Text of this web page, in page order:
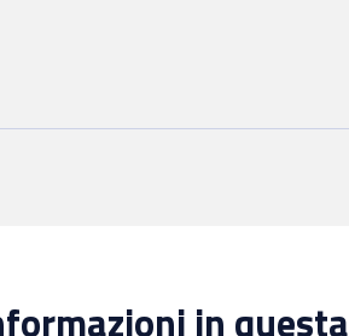
in questa